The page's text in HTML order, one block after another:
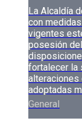
La Alcaldía
con
vigentes
posesión
fortalecer la
alteraciones
adoptadas
General